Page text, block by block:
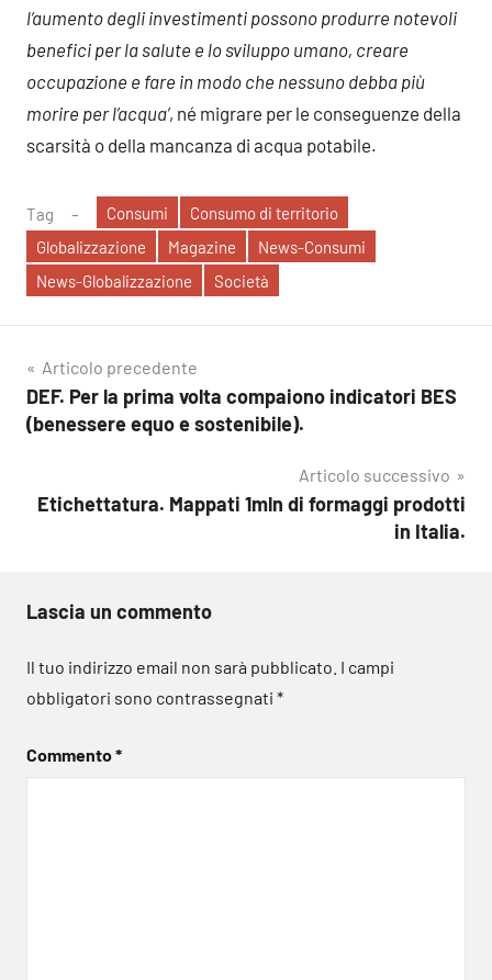
l’aumento degli investimenti possono produrre notevoli
benefici per la salute e lo sviluppo umano, creare
occupazione e fare in modo che nessuno debba più
morire per l’acqua’, né migrare per le conseguenze della
scarsità o della mancanza di acqua potabile.
Tag Consumi
Consumo di territorio
Globalizzazione
Magazine
News-Consumi
News-Globalizzazione
Società
Navigazione
articoli
Articolo precedente
DEF. Per la prima volta compaiono indicatori BES
(benessere equo e sostenibile).
Articolo successivo
Etichettatura. Mappati 1mln di formaggi prodotti
in Italia.
Lascia un commento
Il tuo indirizzo email non sarà pubblicato. I campi
obbligatori sono contrassegnati *
Commento*